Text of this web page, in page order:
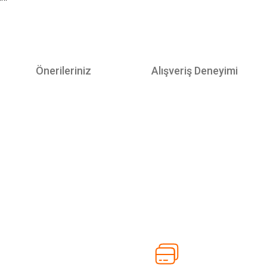
Önerileriniz Alışveriş Deneyimi